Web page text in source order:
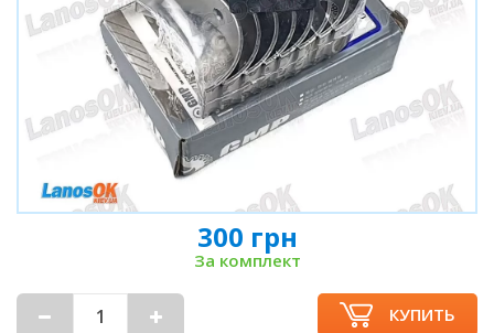
300 грн
За комплект
КУПИТЬ